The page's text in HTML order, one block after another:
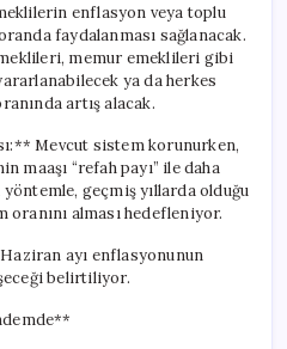
enflasyon veya toplu
faydalanması sağlanacak.
memur emeklileri gibi
ya da herkes
artış alacak.
Mevcut sistem korunurken,
maaşı “refah payı” ile daha
geçmiş yıllarda olduğu
alması hedefleniyor.
ayı enflasyonunun
belirtiliyor.